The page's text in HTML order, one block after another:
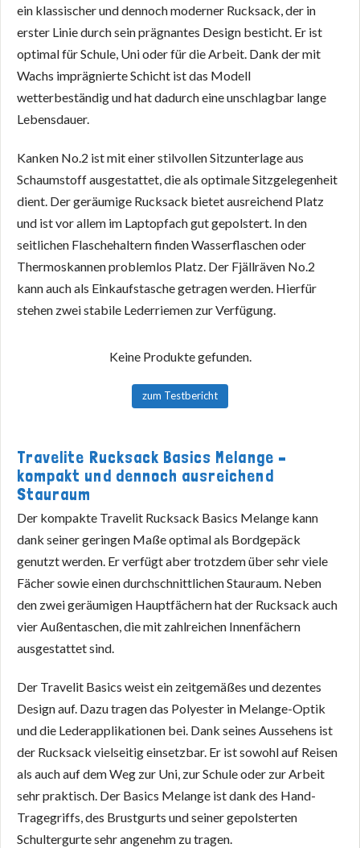
ein klassischer und dennoch moderner Rucksack, der in
erster Linie durch sein prägnantes Design besticht. Er ist
optimal für Schule, Uni oder für die Arbeit. Dank der mit
Wachs imprägnierte Schicht ist das Modell
wetterbeständig und hat dadurch eine unschlagbar lange
Lebensdauer.
Kanken No.2 ist mit einer stilvollen Sitzunterlage aus
Schaumstoff ausgestattet, die als optimale Sitzgelegenheit
dient. Der geräumige Rucksack bietet ausreichend Platz
und ist vor allem im Laptopfach gut gepolstert. In den
seitlichen Flaschehaltern finden Wasserflaschen oder
Thermoskannen problemlos Platz. Der Fjällräven No.2
kann auch als Einkaufstasche getragen werden. Hierfür
stehen zwei stabile Lederriemen zur Verfügung.
Keine Produkte gefunden.
zum Testbericht
Travelite Rucksack Basics Melange –
kompakt und dennoch ausreichend
Stauraum
Der kompakte Travelit Rucksack Basics Melange kann
dank seiner geringen Maße optimal als Bordgepäck
genutzt werden. Er verfügt aber trotzdem über sehr viele
Fächer sowie einen durchschnittlichen Stauraum. Neben
den zwei geräumigen Hauptfächern hat der Rucksack auch
vier Außentaschen, die mit zahlreichen Innenfächern
ausgestattet sind.
Der Travelit Basics weist ein zeitgemäßes und dezentes
Design auf. Dazu tragen das Polyester in Melange-Optik
und die Lederapplikationen bei. Dank seines Aussehens ist
der Rucksack vielseitig einsetzbar. Er ist sowohl auf Reisen
als auch auf dem Weg zur Uni, zur Schule oder zur Arbeit
sehr praktisch. Der Basics Melange ist dank des Hand-
Tragegriffs, des Brustgurts und seiner gepolsterten
Schultergurte sehr angenehm zu tragen.